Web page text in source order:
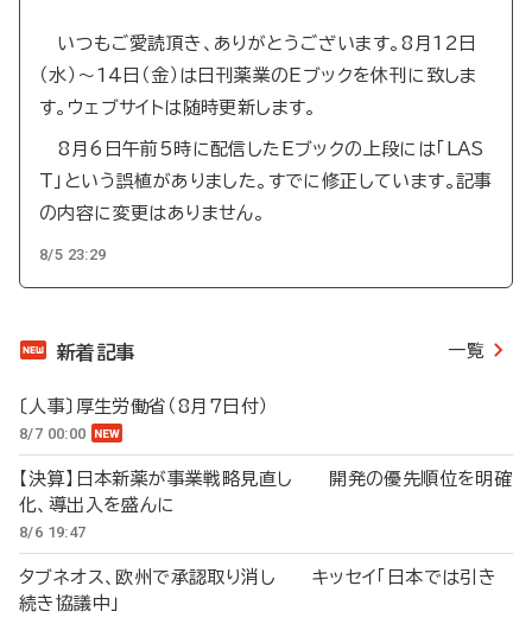
いつもご愛読頂き、ありがとうございます。8月12日
（水）～14日（金）は日刊薬業のEブックを休刊に致しま
す。ウェブサイトは随時更新します。
8月6日午前5時に配信したEブックの上段には「LAS
T」という誤植がありました。すでに修正しています。記事
の内容に変更はありません。
8/5 23:29
新着記事 一覧
〔人事〕厚生労働省（8月7日付）
8/7 00:00
【決算】日本新薬が事業戦略見直し 開発の優先順位を明確
化、導出入を盛んに
8/6 19:47
タブネオス、欧州で承認取り消し キッセイ「日本では引き
続き協議中」